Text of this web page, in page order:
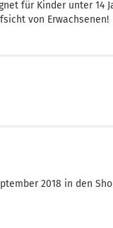
für Kinder unter 14
von Erwachsenen!
2018 in den